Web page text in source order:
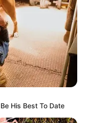
His Best To Date